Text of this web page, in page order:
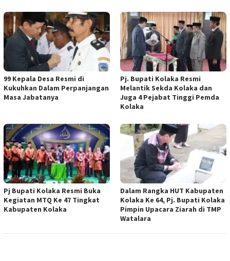
99 Kepala Desa Resmi di
Kukuhkan Dalam Perpanjangan
Masa Jabatanya
Pj. Bupati Kolaka Resmi
Melantik Sekda Kolaka dan
Juga 4 Pejabat Tinggi Pemda
Kolaka
Pj Bupati Kolaka Resmi Buka
Kegiatan MTQ Ke 47 Tingkat
Kabupaten Kolaka
Dalam Rangka HUT Kabupaten
Kolaka Ke 64, Pj. Bupati Kolaka
Pimpin Upacara Ziarah di TMP
Watalara